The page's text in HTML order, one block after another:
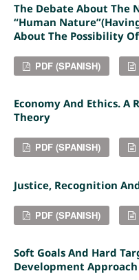
The Debate About The
“human
About The Possibility
PDF (SPANISH)
Economy And Ethics. A
Theory
PDF (SPANISH)
Justice, Recognition
PDF (SPANISH)
Soft Goals And Hard
Development Approach